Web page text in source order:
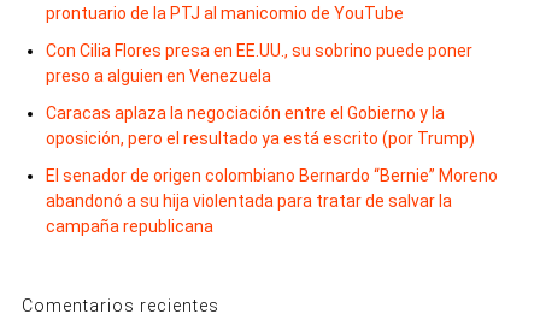
prontuario de la PTJ al manicomio de YouTube
Con Cilia Flores presa en EE.UU., su sobrino puede poner
preso a alguien en Venezuela
Caracas aplaza la negociación entre el Gobierno y la
oposición, pero el resultado ya está escrito (por Trump)
El senador de origen colombiano Bernardo “Bernie” Moreno
abandonó a su hija violentada para tratar de salvar la
campaña republicana
Comentarios recientes